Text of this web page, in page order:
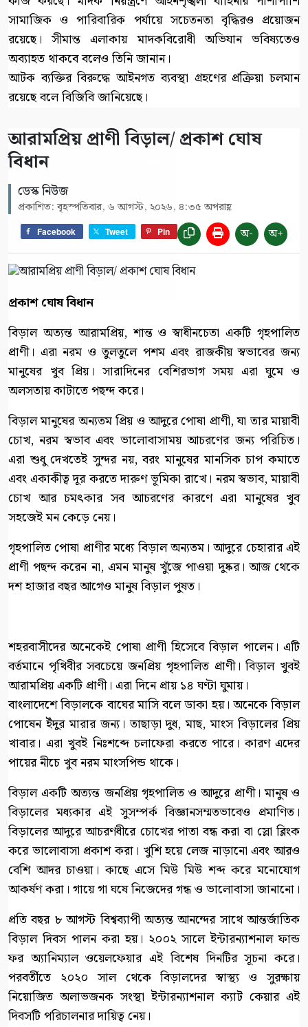
সামাজিক ও পারিবারিক পর্যায়ে সচেতনতা বৃদ্ধিরও প্রয়োজন
রয়েছে। সীমান্ত এলাকায় মাদকবিরোধী অভিযান ভবিষ্যতেও
অব্যাহত থাকবে বলেও তিনি জানান।
আটক ব্যক্তির বিরুদ্ধে আইনগত ব্যবস্থা গ্রহণের প্রক্রিয়া চলমান
রয়েছে বলে বিজিবি জানিয়েছে।
আরামপ্রিয় প্রাণী বিড়াল/ প্রকাশ ঘোষ
বিধান
ডেস্ক নিউজ
প্রকাশিত: বৃহস্পতিবার, ৬ আগস্ট, ২০২৬, ৪:৩৫ অপরাহ্ণ
Facebook Tweet Pin অ- অ+
প্রকাশ ঘোষ বিধান
বিড়াল অত্যন্ত আরামপ্রিয়, শান্ত ও স্বাধীনচেতা একটি গৃহপালিত
প্রাণী। এরা নরম ও তুলতুলে পশম এবং রাজকীয় স্বভাবের জন্য
মানুষের খুব প্রিয়। সারাদিনের বেশিরভাগ সময় এরা ঘুমে ও
অলসতায় কাটাতে পছন্দ করে।
বিড়াল মানুষের অন্যতম প্রিয় ও আদুরে পোষা প্রাণী, যা তার মায়াবী
চোখ, নরম স্বভাব এবং ভালোবাসাময় আচরণের জন্য পরিচিত।
এরা শুধু দেখতেই সুন্দর নয়, বরং মানুষের মানসিক চাপ কমাতে
এবং একাকীত্ব দূর করতে দারুণ ভূমিকা রাখে। নরম স্বভাব, মায়াবী
চোখ আর চমৎকার সব আচরণের কারণে এরা মানুষের খুব
সহজেই মন কেড়ে নেয়।
গৃহপালিত পোষা প্রাণীর মধ্যে বিড়াল অন্যতম। আদুরে চেহারার এই
প্রাণী পছন্দ করেন না, এমন মানুষ খুঁজে পাওয়া দুষ্কর। আজ থেকে
দশ হাজার বছর আগেও মানুষ বিড়াল পুষত।
শহরবাসীদের অনেকেই পোষা প্রাণী হিসেবে বিড়াল পালেন। এটি
বর্তমানে পৃথিবীর সবচেয়ে জনপ্রিয় গৃহপালিত প্রাণী। বিড়াল খুবই
আরামপ্রিয় একটি প্রাণী। এরা দিনে প্রায় ১৪ ঘণ্টা ঘুমায়।
বাংলাদেশে বিড়ালকে বাঘের মাসি বলে ডাকা হয়। অনেকে বিড়াল
পোষেন ইঁদুর মারার জন্য। তাছাড়া দুধ, মাছ, মাংস বিড়ালের প্রিয়
খাবার। এরা খুবই নিঃশব্দে চলাফেরা করতে পারে। কারণ এদের
পায়ের নীচে খুব নরম মাংসপিন্ড থাকে।
বিড়াল একটি অত্যন্ত জনপ্রিয় গৃহপালিত ও আদুরে প্রাণী। মানুষ ও
বিড়ালের মধ্যকার এই সুসম্পর্ক বিজ্ঞানসম্মতভাবেও প্রমাণিত।
বিড়ালের আদুরে আচরণধীরে চোখের পাতা বন্ধ করা বা স্লো ব্লিংক
করে ভালোবাসা প্রকাশ করা। খুশি হয়ে লেজ নাড়ানো এবং আরও
বেশি আদর চাওয়া। কাছে এসে মিউ মিউ শব্দ করে মনোযোগ
আকর্ষণ করা। গায়ে গা ঘষে নিজেদের গন্ধ ও ভালোবাসা জানানো।
প্রতি বছর ৮ আগস্ট বিশ্বব্যাপী অত্যন্ত আনন্দের সাথে আন্তর্জাতিক
বিড়াল দিবস পালন করা হয়। ২০০২ সালে ইন্টারন্যাশনাল ফান্ড
ফর অ্যানিম্যাল ওয়েলফেয়ার এই বিশেষ দিনটির সূচনা করে।
পরবর্তীতে ২০২০ সাল থেকে বিড়ালদের স্বাস্থ্য ও সুরক্ষায়
নিয়োজিত অলাভজনক সংস্থা ইন্টারন্যাশনাল ক্যাট কেয়ার এই
দিবসটি পরিচালনার দায়িত্ব নেয়।